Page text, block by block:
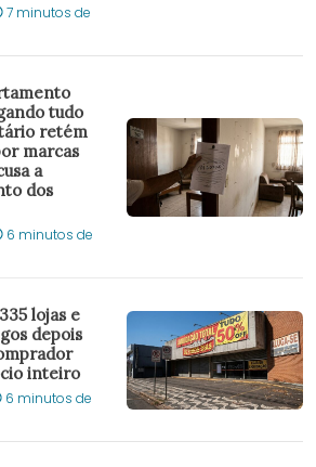
7 minutos de
tudo
retém
marcas
a
dos
6 minutos de
lojas e
depois
inteiro
6 minutos de